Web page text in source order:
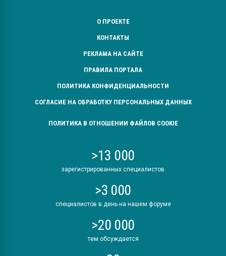
О ПРОЕКТЕ
КОНТАКТЫ
РЕКЛАМА НА САЙТЕ
ПРАВИЛА ПОРТАЛА
ПОЛИТИКА КОНФИДЕНЦИАЛЬНОСТИ
СОГЛАСИЕ НА ОБРАБОТКУ ПЕРСОНАЛЬНЫХ ДАННЫХ
ПОЛИТИКА В ОТНОШЕНИИ ФАЙЛОВ COOKIE
>13 000
зарегистрированных специалистов
>3 000
специалистов в день на нашем форуме
>20 000
тем обсуждается